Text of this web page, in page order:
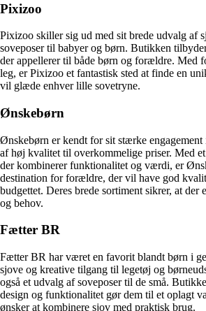
Pixizoo
Pixizoo skiller sig ud med sit brede udvalg af
soveposer til babyer og børn. Butikken
der appellerer til både børn og forældre. Med
leg, er Pixizoo et fantastisk sted at finde en
vil glæde enhver lille sovetryne.
Ønskebørn
Ønskebørn er kendt for sit stærke
af høj kvalitet til overkommelige priser. Med
der kombinerer funktionalitet og værdi, er
destination for forældre, der vil have god
budgettet. Deres brede sortiment sikrer, at der
og behov.
Fætter BR
Fætter BR har været en favorit blandt børn i
sjove og kreative tilgang til legetøj og
også et udvalg af soveposer til de små.
design og funktionalitet gør dem til et oplagt
ønsker at kombinere sjov med praktisk brug.